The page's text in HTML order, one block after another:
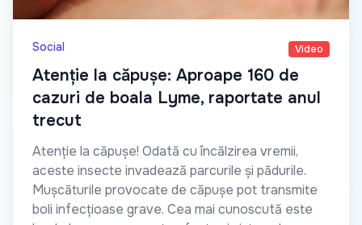
Social Video
Atenție la căpușe: Aproape 160 de
cazuri de boala Lyme, raportate anul
trecut
Atenție la căpușe! Odată cu încălzirea vremii,
aceste insecte invadează parcurile și pădurile.
Mușcăturile provocate de căpușe pot transmite
boli infecțioase grave. Cea mai cunoscută este